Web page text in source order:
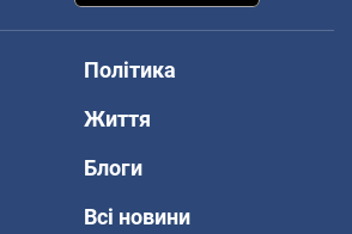
Політика
Життя
Блоги
Всі новини